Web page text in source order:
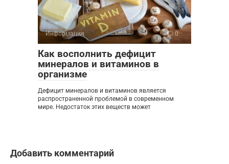
Информация 0
Как восполнить дефицит
минералов и витаминов в
организме
Дефицит минералов и витаминов является
распространенной проблемой в современном
мире. Недостаток этих веществ может
Добавить комментарий